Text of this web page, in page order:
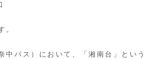
。
中バス）において、「湘南台」という